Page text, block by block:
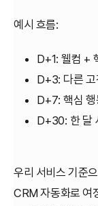
예시 흐름:
D+1: 웰컴 +
D+3: 다른 고
D+7: 핵심
D+30: 한 달
우리 서비스 기준
CRM 자동화로 여